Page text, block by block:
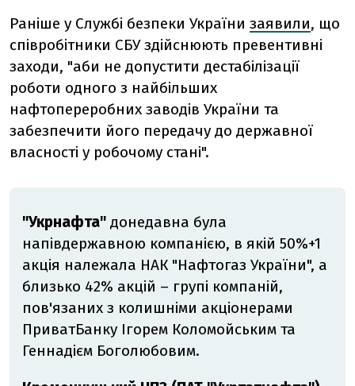
Раніше у Службі безпеки України заявили, що
співробітники СБУ здійснюють превентивні
заходи, "аби не допустити дестабілізації
роботи одного з найбільших
нафтопереробних заводів України та
забезпечити його передачу до державної
власності у робочому стані".
"Укрнафта" донедавна була
напівдержавною компанією, в якій 50%+1
акція належала НАК "Нафтогаз України", а
близько 42% акцій – групі компаній,
пов'язаних з колишніми акціонерами
ПриватБанку Ігорем Коломойським та
Геннадієм Боголюбовим.